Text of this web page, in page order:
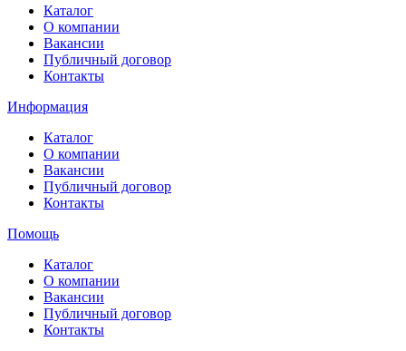
Каталог
О компании
Вакансии
Публичный договор
Контакты
Информация
Каталог
О компании
Вакансии
Публичный договор
Контакты
Помощь
Каталог
О компании
Вакансии
Публичный договор
Контакты